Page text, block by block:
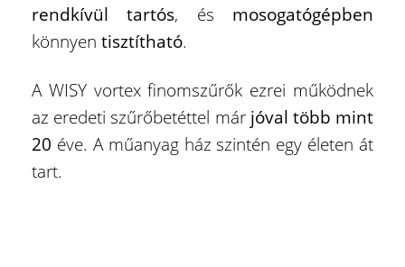
rendkívül tartós, és mosogatógépben
könnyen tisztítható.
A WISY vortex finomszűrők ezrei működnek
az eredeti szűrőbetéttel már jóval több mint
20 éve. A műanyag ház szintén egy életen át
tart.